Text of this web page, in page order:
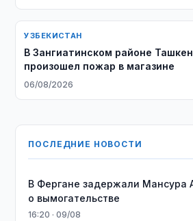
УЗБЕКИСТАН
В Зангиатинском районе
произошел пожар в магазине
06/08/2026
ПОСЛЕДНИЕ НОВОСТИ
В Фергане задержали Мансура
о вымогательстве
16:20 · 09/08